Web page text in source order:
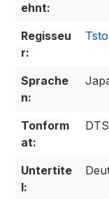
ehnt:
Regisseu
r:
Sprache
n:
Tonform
at:
Untertite
l: